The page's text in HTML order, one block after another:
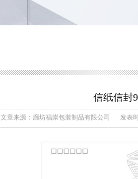
信纸信封9
文章来源：廊坊福崇包装制品有限公司 发表